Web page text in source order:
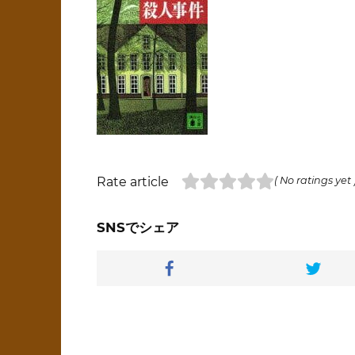
Rate article ( No ratings yet
SNSでシェア